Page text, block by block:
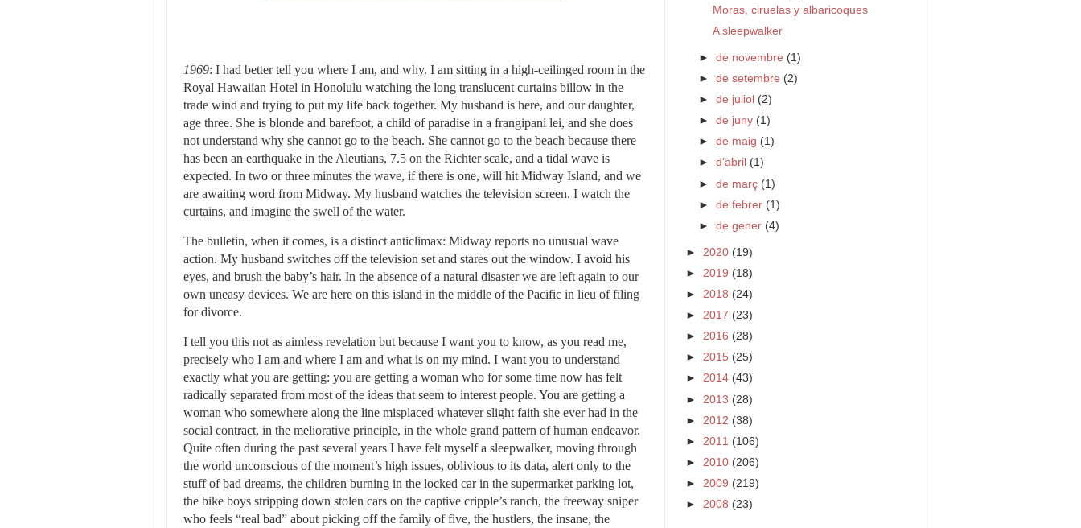
1969: I had better tell you where I am, and why. I am sitting in a high-ceilinged room in the
Royal Hawaiian Hotel in Honolulu watching the long translucent curtains billow in the
trade wind and trying to put my life back together. My husband is here, and our daughter,
age three. She is blonde and barefoot, a child of paradise in a frangipani lei, and she does
not understand why she cannot go to the beach. She cannot go to the beach because there
has been an earthquake in the Aleutians, 7.5 on the Richter scale, and a tidal wave is
expected. In two or three minutes the wave, if there is one, will hit Midway Island, and we
are awaiting word from Midway. My husband watches the television screen. I watch the
curtains, and imagine the swell of the water.
The bulletin, when it comes, is a distinct anticlimax: Midway reports no unusual wave
action. My husband switches off the television set and stares out the window. I avoid his
eyes, and brush the baby’s hair. In the absence of a natural disaster we are left again to our
own uneasy devices. We are here on this island in the middle of the Pacific in lieu of filing
for divorce.
I tell you this not as aimless revelation but because I want you to know, as you read me,
precisely who I am and where I am and what is on my mind. I want you to understand
exactly what you are getting: you are getting a woman who for some time now has felt
radically separated from most of the ideas that seem to interest people. You are getting a
woman who somewhere along the line misplaced whatever slight faith she ever had in the
social contract, in the meliorative principle, in the whole grand pattern of human endeavor.
Quite often during the past several years I have felt myself a sleepwalker, moving through
the world unconscious of the moment’s high issues, oblivious to its data, alert only to the
stuff of bad dreams, the children burning in the locked car in the supermarket parking lot,
the bike boys stripping down stolen cars on the captive cripple’s ranch, the freeway sniper
who feels “real bad” about picking off the family of five, the hustlers, the insane, the
Moras, ciruelas y albaricoques
A sleepwalker
►de novembre (1)
►de setembre (2)
►de juliol (2)
►de juny (1)
►de maig (1)
►d’abril (1)
►de març (1)
►de febrer (1)
►de gener (4)
► 2020 (19)
► 2019 (18)
► 2018 (24)
► 2017 (23)
► 2016 (28)
► 2015 (25)
► 2014 (43)
► 2013 (28)
► 2012 (38)
► 2011 (106)
► 2010 (206)
► 2009 (219)
► 2008 (23)